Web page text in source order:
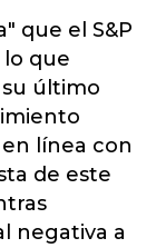
que el S&P
lo que
su último
línea con
de este
negativa a